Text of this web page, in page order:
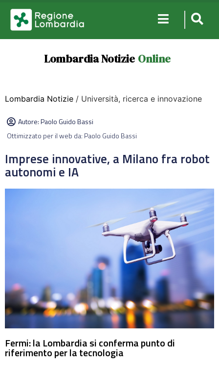
Lombardia Notizie Online
Lombardia Notizie / Università, ricerca e innovazione
Autore:Paolo Guido Bassi
Ottimizzato per il web da: Paolo Guido Bassi
Imprese innovative, a Milano fra robot
autonomi e IA
Fermi: la Lombardia si conferma punto di
riferimento per la tecnologia